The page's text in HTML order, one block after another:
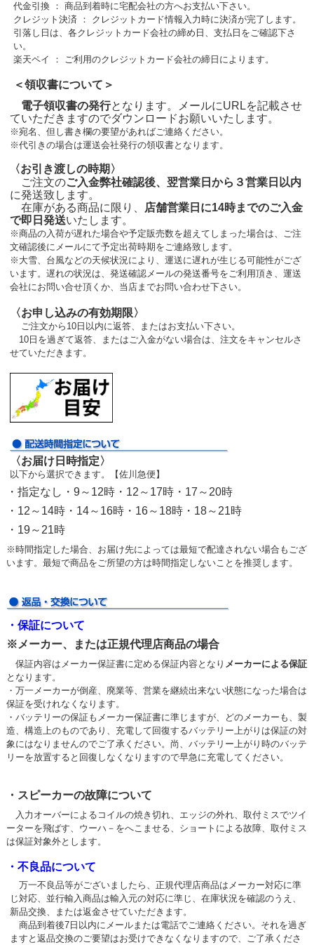
代金引換 ： 商品到着時に宅配会社の方へお支払い下さい。
クレジット決済 ： クレジットカード情報入力時に決済が完了します。
引落し日は、各クレジットカード会社の締め日、支払日をご確認下さ
い。
楽天ペイ ： ご利用のクレジットカード会社の締日によります。
＜領収書について＞
電子領収書の発行となります。メールにURLを記載させ
ていただきますのでダウンロードお願いいたします。
※宛名、但し書き欄の要望があればご連絡ください。
※代引きの場合は運送会社発行の領収書となります。
〈お引き渡しの時期〉
ご注文のご入金弊社確認後、翌営業日から３営業日以内
に発送致します。
在庫がある商品に限り、
店舗営業日に14時までのご入金
で即日発送いたします。
※商品の入荷が遅れた場合や予定販売数を超えてしまった場合は、ご注
文確認後にメールにて予定出荷時期をご連絡致します。
※大雪、台風などの天候状況により、運送に遅れが生じる可能性がござ
います。遅れの状況は、発送確認メールの発送番号をご利用頂き、運送
会社にお問い合せ頂くか、当店までお問い合わせ下さい。
〈お申し込みの有効期限〉
ご注文から10日以内に返答、またはお支払い下さい。
10日を過ぎて返答、またはご入金がない場合は、注文をキャンセルさ
せていただきます。
〈お届け日時指定〉
以下から選択できます。【佐川急便】
・指定なし・9～12時・12～17時・17～20時
・12～14時・14～16時・16～18時・18～21時
・19～21時
※時間指定した場合、お届け先によっては最短で配達されない場合もござ
います。最短で商品をご所望の方は時間指定しないことを推奨します。
・保証について
※メーカー、または正規代理店商品の場合
保証内容はメーカー保証書に定める保証内容となり メーカーによる保証
となります。
・万一メーカーが倒産、廃業等、営業を継続出来ない状態になった場合は
保証を受けれなくなります。
・バッテリーの保証もメーカー保証書に準じますが、どのメーカーも、製
造、構造上のものであり、充電して回復するバッテリー上がりは保証の対
象にはなりませんのでご了承ください。尚、バッテリー上がり時のバッテ
リーを放置すると回復しなくなりますので早急に充電してください。
・スピーカーの故障について
入力オーバーによるコイルの焼き切れ、エッジの外れ、取付ミスでツイ
ーターを飛ばす、ウーハ－をへこませる、ショートによる故障、取付ミス
は保証対象外とします。
・不良品について
万一不良品等がございましたら、正規代理店商品はメーカー対応に準
じ対応、並行輸入商品は輸入元の対応に準じ、在庫状況を確認のうえ、
新品交換、または返金させていただきます。
商品到着後7日以内にメールまたは電話でご連絡ください。それを過ぎ
ますと返品交換のご要望はお受けできなくなりますので、ご了承くださ